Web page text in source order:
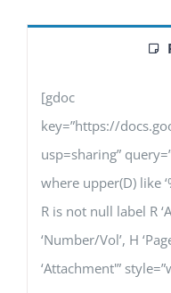
[gdoc
key=”https://
usp=sharing”
where upper(D) like
R is not null label R
‘Number/Vol’, H
‘Attachment'”